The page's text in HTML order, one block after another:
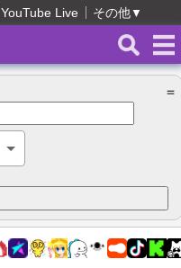
YouTube Live その他▼
＝